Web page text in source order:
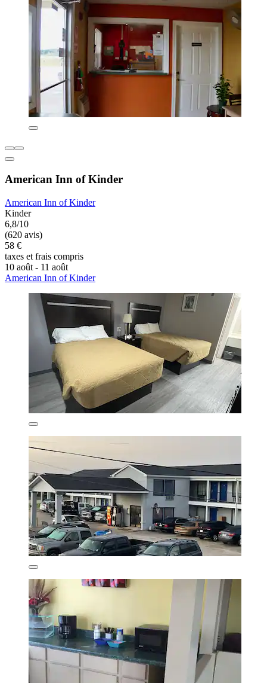
American Inn of Kinder
American Inn of Kinder
Kinder
6,8/10
(620 avis)
58 €
taxes et frais compris
10 août - 11 août
American Inn of Kinder